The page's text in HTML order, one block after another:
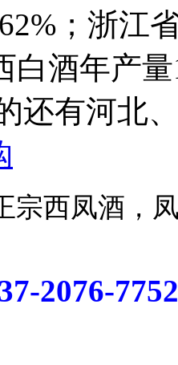
；浙江
白酒年产
还有河北
宗西凤酒
2076-7752